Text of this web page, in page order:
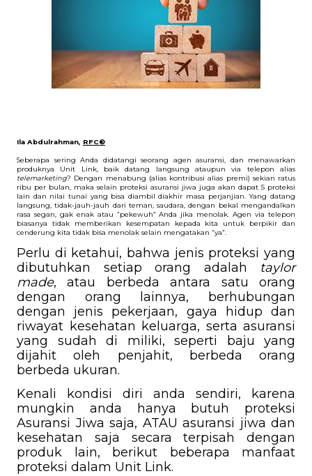
Ila Abdulrahman, RFC®
Seberapa sering Anda didatangi seorang agen asuransi, dan menawarkan
telemarketing? Dengan menabung (alias kontribusi alias premi) sekian ratus
ribu per bulan, maka selain proteksi asuransi jiwa juga akan dapat 5 proteksi
lain dan nilai tunai yang bisa diambil diakhir masa perjanjian. Yang datang
langsung, tidak-jauh-jauh dari teman, saudara, dengan bekal mengandalkan
rasa segan, gak enak atau “pekewuh” Anda jika menolak. Agen via telepon
biasanya tidak memberikan kesempatan kepada kita untuk berpikir dan
cenderung kita tidak bisa menolak selain mengatakan “ya”.
Perlu di ketahui, bahwa jenis proteksi yang
dibutuhkan setiap orang adalah taylor
made, atau berbeda antara satu orang
dengan orang lainnya, berhubungan
dengan jenis pekerjaan, gaya hidup dan
riwayat kesehatan keluarga, serta asuransi
yang sudah di miliki, seperti baju yang
dijahit oleh penjahit, berbeda orang
berbeda ukuran.
Kenali kondisi diri anda sendiri, karena
mungkin anda hanya butuh proteksi
Asuransi Jiwa saja, ATAU asuransi jiwa dan
kesehatan saja secara terpisah dengan
produk lain, berikut beberapa manfaat
proteksi dalam Unit Link.